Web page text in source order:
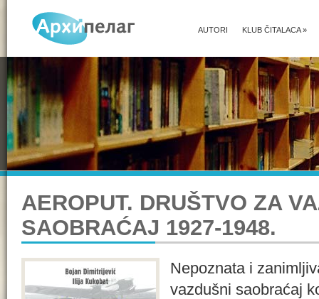
KLUB ČITALACA»
AUTORI
AEROPUT. DRUŠTVO ZA
SAOBRAĆAJ 1927-1948.
Nepoznata i
vazdušni saobraćaj